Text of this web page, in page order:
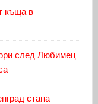
къща в
след Любимец
стана